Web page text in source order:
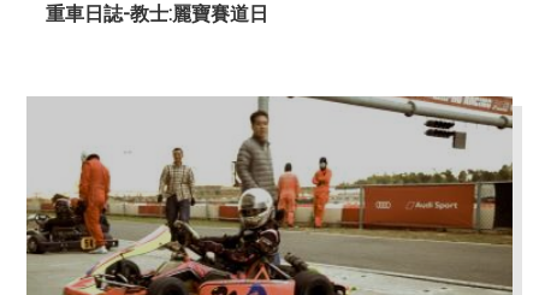
重車日誌-教士:麗寶賽道日